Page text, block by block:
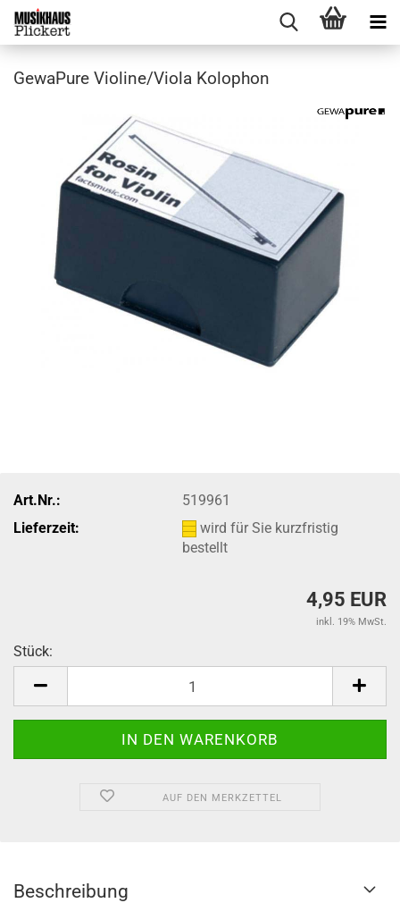
GewaPure Violine/Viola Kolophon
Art.Nr.:
519961
Lieferzeit:
wird für Sie kurzfristig
bestellt
4,95 EUR
inkl. 19% MwSt.
Stück:
AUF DEN MERKZETTEL
Beschreibung